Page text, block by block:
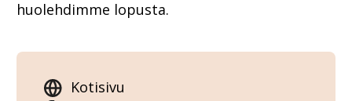
huolehdimme lopusta.
Kotisivu